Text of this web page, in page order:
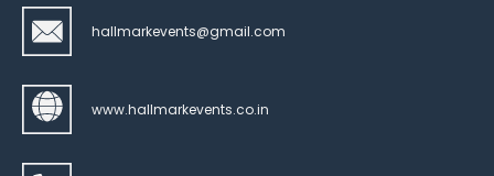
hallmarkevents@gmail.com
www.hallmarkevents.co.in